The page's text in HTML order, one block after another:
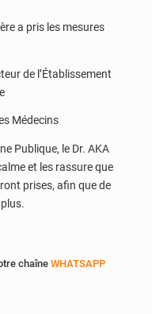
a pris les mesures
de l’Établissement
Médecins
Publique, le Dr. AKA
et les rassure que
prises, afin que de
chaîne WHATSAPP